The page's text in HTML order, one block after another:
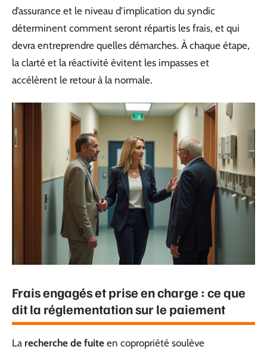
d’assurance et le niveau d’implication du syndic
déterminent comment seront répartis les frais, et qui
devra entreprendre quelles démarches. À chaque étape,
la clarté et la réactivité évitent les impasses et
accélèrent le retour à la normale.
Frais engagés et prise en charge : ce que
dit la réglementation sur le paiement
La recherche de fuite en copropriété soulève